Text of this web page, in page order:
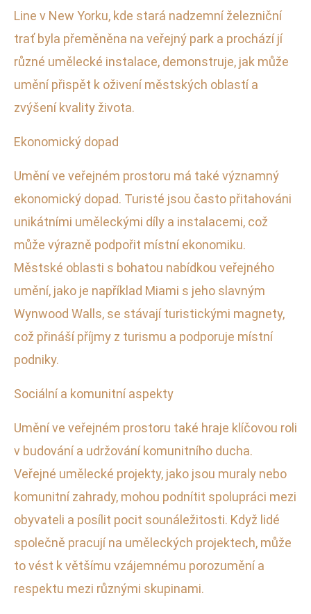
Line v New Yorku, kde stará nadzemní železniční
trať byla přeměněna na veřejný park a prochází jí
různé umělecké instalace, demonstruje, jak může
umění přispět k oživení městských oblastí a
zvýšení kvality života.
Ekonomický dopad
Umění ve veřejném prostoru má také významný
ekonomický dopad. Turisté jsou často přitahováni
unikátními uměleckými díly a instalacemi, což
může výrazně podpořit místní ekonomiku.
Městské oblasti s bohatou nabídkou veřejného
umění, jako je například Miami s jeho slavným
Wynwood Walls, se stávají turistickými magnety,
což přináší příjmy z turismu a podporuje místní
podniky.
Sociální a komunitní aspekty
Umění ve veřejném prostoru také hraje klíčovou roli
v budování a udržování komunitního ducha.
Veřejné umělecké projekty, jako jsou muraly nebo
komunitní zahrady, mohou podnítit spolupráci mezi
obyvateli a posílit pocit sounáležitosti. Když lidé
společně pracují na uměleckých projektech, může
to vést k většímu vzájemnému porozumění a
respektu mezi různými skupinami.